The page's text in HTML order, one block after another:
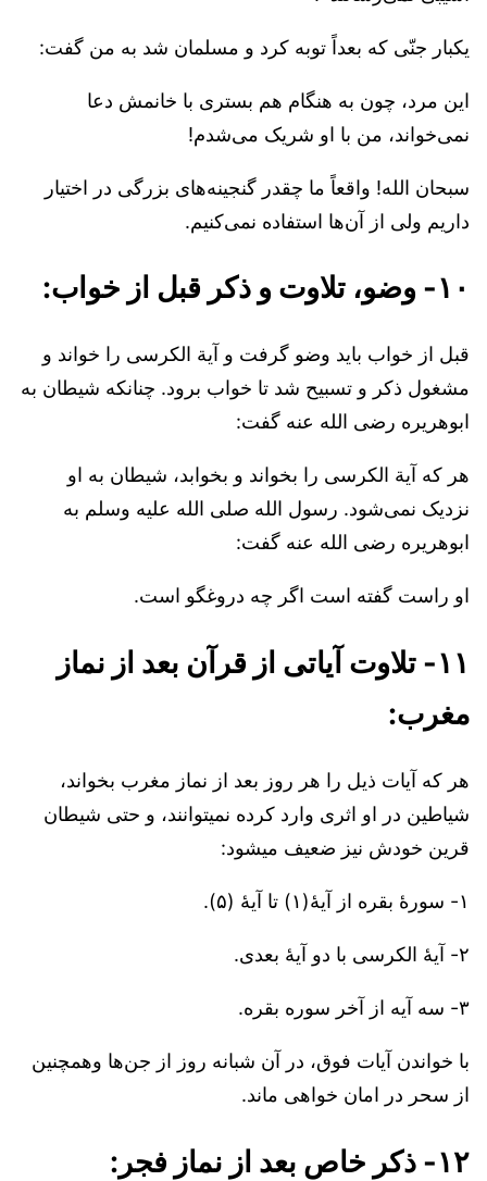
یکبار جنّی که بعداً توبه کرد و مسلمان شد به من گفت:
این مرد، چون به هنگام هم بستری با خانمش دعا
نمی‌خواند، من با او شریک می‌شدم!
سبحان الله! واقعاً ما چقدر گنجینه‌های بزرگی در اختیار
داریم ولی از آن‌ها استفاده نمی‌کنیم.
۱۰- وضو، تلاوت و ذکر قبل از خواب:
قبل از خواب باید وضو گرفت و آیة الکرسی را خواند و
مشغول ذکر و تسبیح شد تا خواب برود. چنانکه شیطان به
ابوهریره رضی الله عنه گفت:
هر که آیة الکرسی را بخواند و بخوابد، شیطان به او
نزدیک نمی‌شود. رسول الله صلی الله علیه وسلم به
ابوهریره رضی الله عنه گفت:
او راست گفته است اگر چه دروغگو است.
۱۱- تلاوت آیاتی از قرآن بعد از نماز
مغرب:
هر که آیات ذیل را هر روز بعد از نماز مغرب بخواند،
شیاطین در او اثری وارد کرده نمیتوانند، و حتی شیطان
قرین خودش نیز ضعیف میشود:
۱- سورۀ بقره از آیۀ(۱) تا آیۀ (۵).
۲- آیۀ الکرسی با دو آیۀ بعدی.
۳- سه آیه از آخر سوره بقره.
با خواندن آیات فوق، در آن شبانه روز از جن‌ها وهمچنین
از سحر در امان خواهی ماند.
۱۲- ذکر خاص بعد از نماز فجر: